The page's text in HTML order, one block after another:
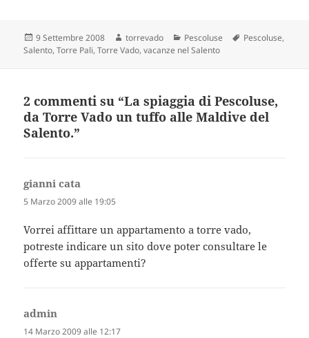
Scritto
il
9 Settembre 2008 Autore
torrevado Categorie
Pescoluse Tag
Pescoluse,
Salento,Torre Pali,Torre Vado,vacanze nel Salento
2 commenti su “La spiaggia di Pescoluse,
da Torre Vado un tuffo alle Maldive del
Salento.”
gianni cata
detto:
5 Marzo 2009 alle 19:05
Vorrei affittare un appartamento a torre vado,
potreste indicare un sito dove poter consultare le
offerte su appartamenti?
admin
detto:
14 Marzo 2009 alle 12:17